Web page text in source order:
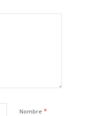
Nombre *